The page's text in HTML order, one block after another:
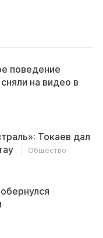
поведение
на видео в
Токаев дал
Общество